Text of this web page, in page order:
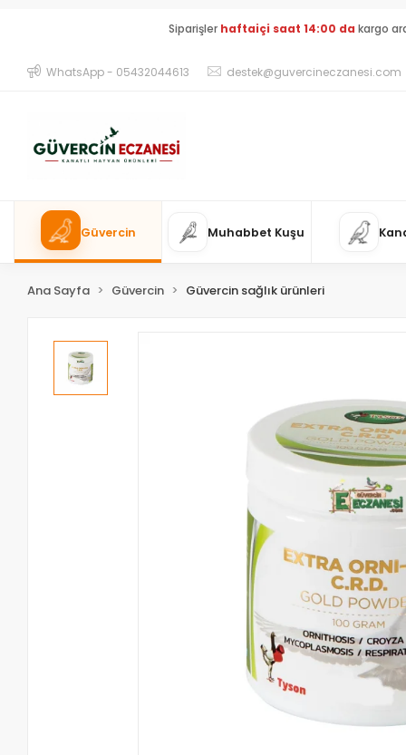
Siparişler haftaiçi saat 14:00 da kargo
WhatsApp - 05432044613 destek@guvercineczanesi.com
Güvercin Muhabbet Kuşu
Ana Sayfa Güvercin Güvercin sağlık ürünleri